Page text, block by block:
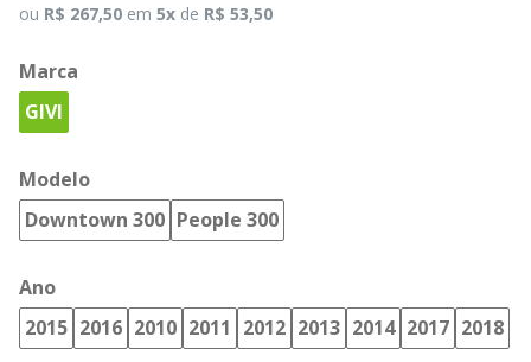
ou R$ 267,50 em 5x de R$ 53,50
Marca
GIVI
Modelo
Downtown 300 People 300
Ano
2015 2016 2010 2011 2012 2013 2014 2017 2018